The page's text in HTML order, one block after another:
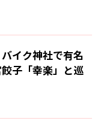
バイク神社で有名
子「幸楽」と巡